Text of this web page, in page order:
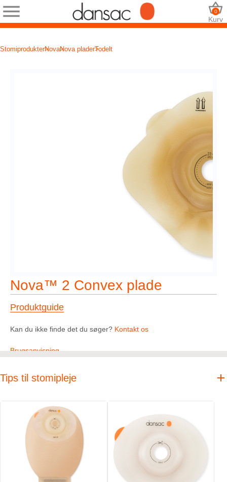
Kurv
0
StomiprodukterNovaNova pladerTodelt
Nova™ 2 Convex plade
Produktguide
Kan du ikke finde det du søger? Kontakt os
Brugsanvisning
Tips til stomipleje